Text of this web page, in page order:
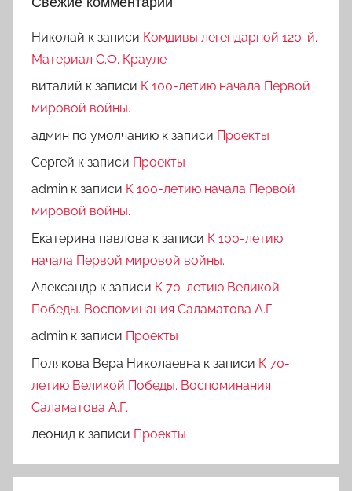
Николай к записи Комдивы легендарной 120-й.
Материал С.Ф. Крауле
виталий к записи К 100-летию начала Первой
мировой войны.
админ по умолчанию к записи Проекты
Сергей к записи Проекты
admin к записи К 100-летию начала Первой
мировой войны.
Екатерина павлова к записи К 100-летию
начала Первой мировой войны.
Александр к записи К 70-летию Великой
Победы. Воспоминания Саламатова А.Г.
admin к записи Проекты
Полякова Вера Николаевна к записи К 70-
летию Великой Победы. Воспоминания
Саламатова А.Г.
леонид к записи Проекты